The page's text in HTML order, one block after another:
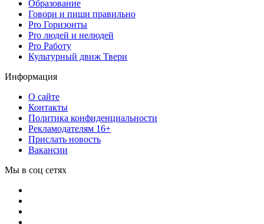
Образование
Говори и пиши правильно
Pro Горизонты
Pro людей и нелюдей
Pro Работу
Культурный движ Твери
Информация
О сайте
Контакты
Политика конфиденциальности
Рекламодателям 16+
Прислать новость
Вакансии
Мы в соц сетях